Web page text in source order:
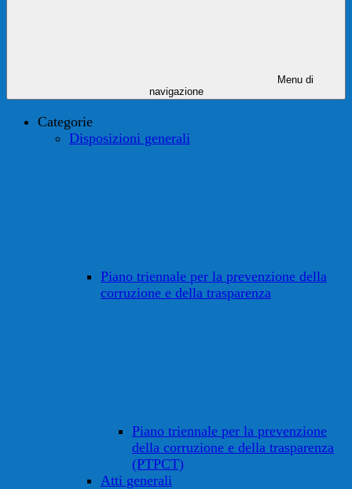
Menu di
navigazione
Categorie
Disposizioni generali
Piano triennale per la prevenzione della
corruzione e della trasparenza
Piano triennale per la prevenzione
della corruzione e della trasparenza
(PTPCT)
Atti generali